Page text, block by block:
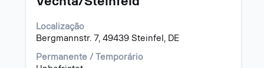
Localização
Bergmannstr. 7, 49439 Steinfel, DE
Permanente / Temporário
vaga
a
barra
de
espaço